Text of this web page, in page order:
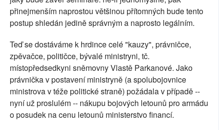
přinejmenším naprostou většinou přítomných bude tento
postup shledán jedině správným a naprosto legálním.
Teď se dostáváme k hrdince celé "kauzy", právničce,
zpěvačce, političce, bývalé ministryni, tč.
místopředsedkyni sněmovny Vlastě Parkanové. Jako
právnička v postavení ministryně (a spolubojovnice
ministrova v téže politické straně) požádala v případě --
nyní už proslulém -- nákupu bojových letounů pro armádu
o posudek na cenu letounů ministerstvo financí.